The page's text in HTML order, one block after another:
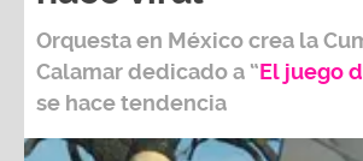
Orquesta en Méxicocrea la
Calamardedicado a “El juego
se hace tendencia